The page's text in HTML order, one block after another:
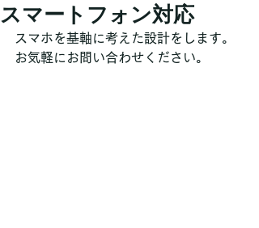
スマートフォン対応
スマホを基軸に考えた設計をします。
お気軽にお問い合わせください。